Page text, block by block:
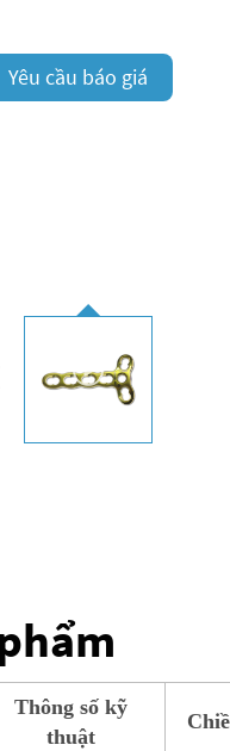
Yêu cầu báo giá
Thông số kỹ
thuật